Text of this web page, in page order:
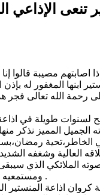
تنعى الإذاعي
اصابتهم مصيبة قالوا
ابنها المغفور له بإذن
رحمة الله تعالى فجر
طويلة في اذاعة
الجميل المميز نذكر
العالية وشغفه
الملائكي الذي
ومستمعيه وكل من عرفه وأحبه .
كروان اذاعة